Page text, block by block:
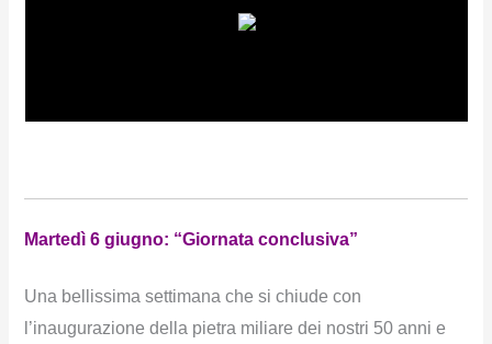
Martedì 6 giugno: “Giornata conclusiva”
Una bellissima settimana che si chiude con
l’inaugurazione della pietra miliare dei nostri 50 anni e